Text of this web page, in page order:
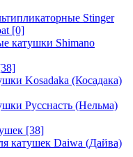
Stinger
[0]
катушки Shimano
Kosadaka (Косадака)
Русснасть (Нельма)
[38]
катушек Daiwa (Дайва)